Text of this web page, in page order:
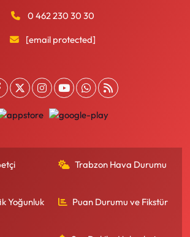
0 462 230 30 30
[email protected]
Trabzon Hava Durumu
Yoğunluk
Puan Durumu ve Fikstür